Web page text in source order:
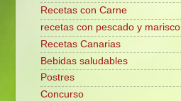
Recetas con Carne
recetas con pescado y marisco
Recetas Canarias
Bebidas saludables
Postres
Concurso